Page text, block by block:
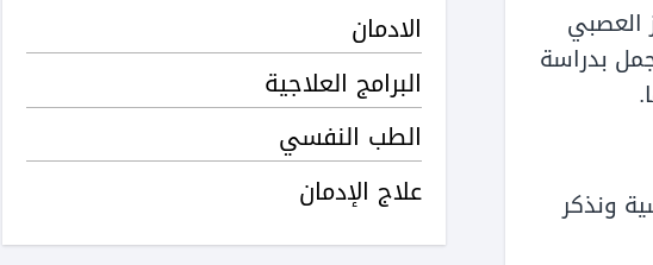
العصبي
بدراسة
ونذكر
الادمان
البرامج العلاجية
الطب النفسي
علاج الإدمان